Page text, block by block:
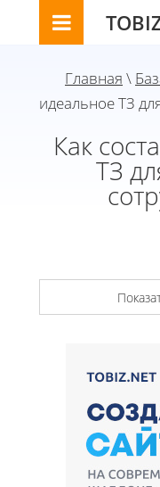
Главная \
идеальное ТЗ
Как
ТЗ